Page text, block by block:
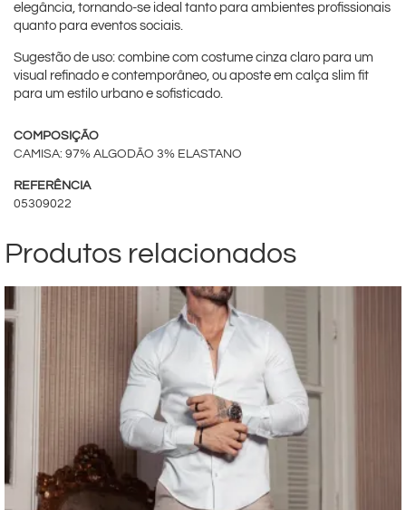
elegância, tornando-se ideal tanto para ambientes profissionais
quanto para eventos sociais.
Sugestão de uso: combine com costume cinza claro para um
visual refinado e contemporâneo, ou aposte em calça slim fit
para um estilo urbano e sofisticado.
COMPOSIÇÃO
CAMISA: 97% ALGODÃO 3% ELASTANO
REFERÊNCIA
05309022
Produtos relacionados